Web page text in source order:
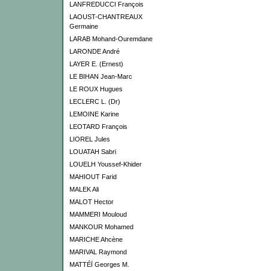
LANFREDUCCI François
LAOUST-CHANTREAUX
Germaine
LARAB Mohand-Ouremdane
LARONDE André
LAYER E. (Ernest)
LE BIHAN Jean-Marc
LE ROUX Hugues
LECLERC L. (Dr)
LEMOINE Karine
LEOTARD François
LIOREL Jules
LOUATAH Sabri
LOUELH Youssef-Khider
MAHIOUT Farid
MALEK Ali
MALOT Hector
MAMMERI Mouloud
MANKOUR Mohamed
MARICHE Ahcène
MARIVAL Raymond
MATTÉÏ Georges M.